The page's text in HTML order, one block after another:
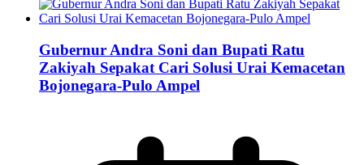
Gubernur Andra Soni dan Bupati Ratu
Zakiyah Sepakat Cari Solusi Urai Kemacetan
Bojonegara-Pulo Ampel